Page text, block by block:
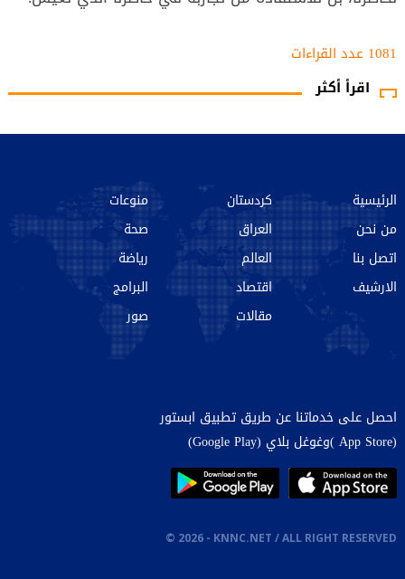
1081 عدد القراءات‌‌
اقرأ أكثر
الرئيسية
من نحن‌
اتصل بنا
الارشیف
كردستان
العراق
العالم
اقتصاد
مقالات
منوعات
صحة
رياضة
البرامج
صور
احصل على خدماتنا عن طريق تطبيق ابستور
(App Store )وغوغل بلاي (Google Play)
© 2026 - KNNC.NET / ALL RIGHT RESERVED